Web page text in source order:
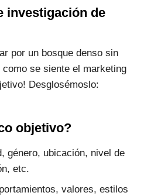
investigación de
por un bosque denso sin
como se siente el marketing
Desglosémoslo:
objetivo?
género, ubicación, nivel de
etc.
valores, estilos